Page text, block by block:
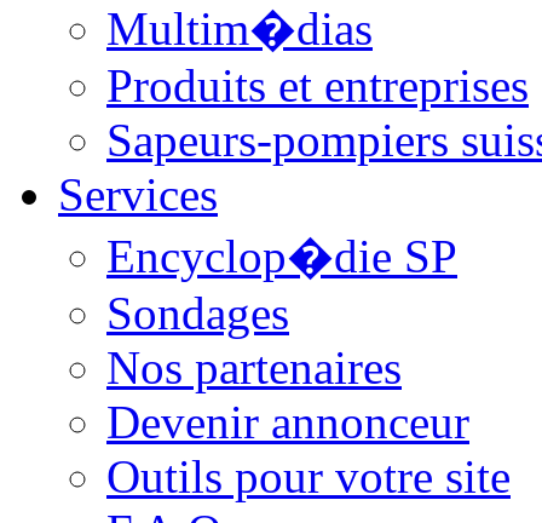
Multim�dias
Produits et entreprises
Sapeurs-pompiers
Services
Encyclop�die SP
Sondages
Nos partenaires
Devenir annonceur
Outils pour votre site